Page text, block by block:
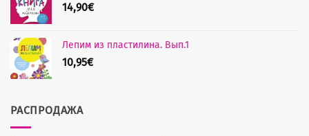
14,90€
Лепим из пластилина. Вып.1
10,95€
РАСПРОДАЖА